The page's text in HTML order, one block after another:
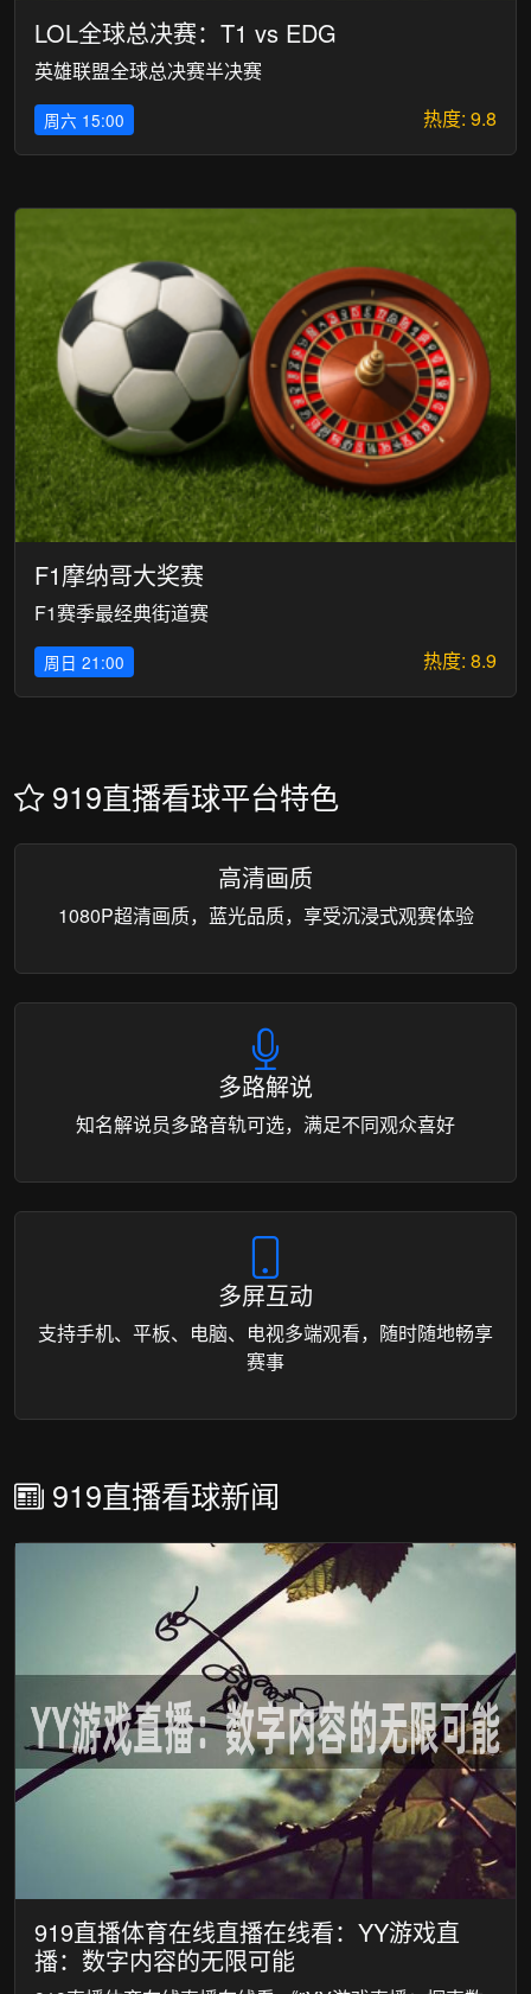
LOL全球总决赛：T1 vs EDG
英雄联盟全球总决赛半决赛
周六 15:00 热度: 9.8
F1摩纳哥大奖赛
F1赛季最经典街道赛
周日 21:00 热度: 8.9
919直播看球平台特色
高清画质
1080P超清画质，蓝光品质，享受沉浸式观赛体验
多路解说
知名解说员多路音轨可选，满足不同观众喜好
多屏互动
支持手机、平板、电脑、电视多端观看，随时随地畅享
赛事
919直播看球新闻
919直播体育在线直播在线看：YY游戏直
播：数字内容的无限可能